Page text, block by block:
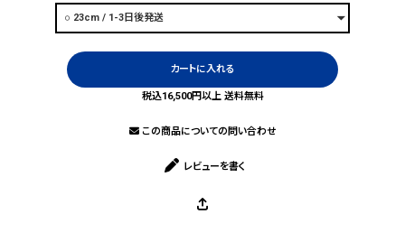
カートに入れる
税込16,500円以上 送料無料
この商品についての問い合わせ
レビューを書く